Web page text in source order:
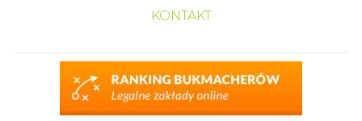
KONTAKT